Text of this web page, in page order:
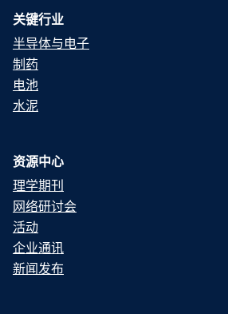
关键行业
半导体与电子
制药
电池
水泥
资源中心
理学期刊
网络研讨会
活动
企业通讯
新闻发布